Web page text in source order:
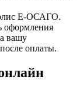
Е-ОСАГО.
оформления
вашу
оплаты.